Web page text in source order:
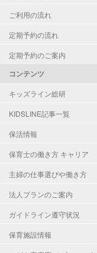
ご利用の流れ
定期予約の流れ
定期予約のご案内
コンテンツ
キッズライン総研
KIDSLINE記事一覧
保活情報
保育士の働き方 キャリア
主婦の仕事選びや働き方
法人プランのご案内
ガイドライン遵守状況
保育施設情報